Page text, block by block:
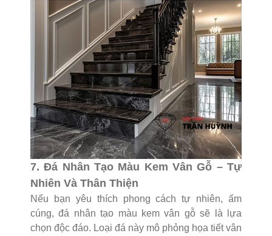
7. Đá Nhân Tạo Màu Kem Vân Gỗ – Tự
Nhiên Và Thân Thiện
Nếu bạn yêu thích phong cách tự nhiên, ấm
cúng, đá nhân tạo màu kem vân gỗ sẽ là lựa
chọn độc đáo. Loại đá này mô phỏng họa tiết vân